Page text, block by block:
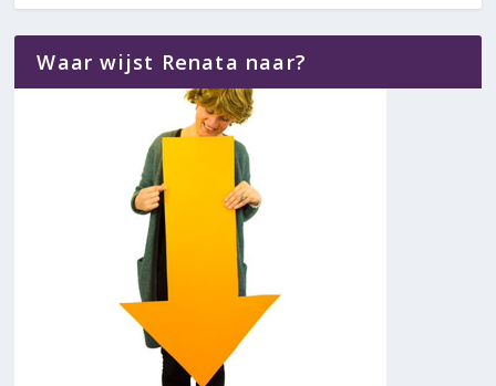
Waar wijst Renata naar?